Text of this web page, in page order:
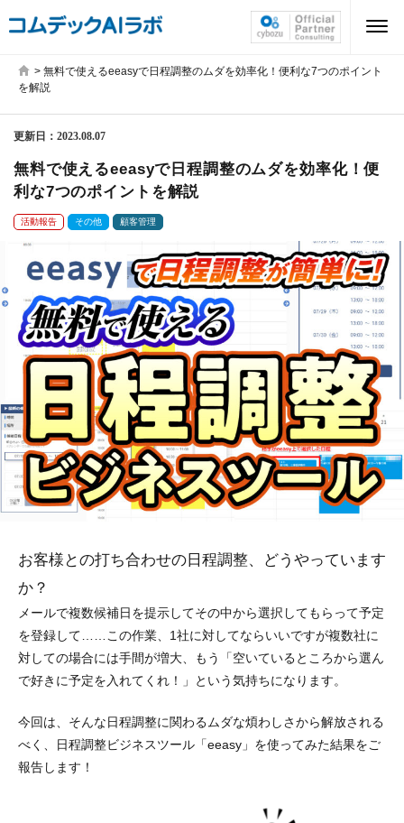
> 無料で使えるeeasyで日程調整のムダを効率化！便利な7つのポイント
を解説
更新日： 2023.08.07
無料で使えるeeasyで日程調整のムダを効率化！便
利な7つのポイントを解説
活動報告 その他 顧客管理
お客様との打ち合わせの日程調整、どうやっています
か？
メールで複数候補日を提示してその中から選択してもらって予定
を登録して……この作業、1社に対してならいいですが複数社に
対しての場合には手間が増大、もう「空いているところから選ん
で好きに予定を入れてくれ！」という気持ちになります。
今回は、そんな日程調整に関わるムダな煩わしさから解放される
べく、日程調整ビジネスツール「eeasy」を使ってみた結果をご
報告します！